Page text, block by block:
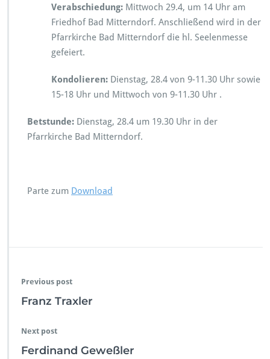
Verabschiedung: Mittwoch 29.4, um 14 Uhr am
Friedhof Bad Mitterndorf. Anschließend wird in der
Pfarrkirche Bad Mitterndorf die hl. Seelenmesse
gefeiert.
Kondolieren: Dienstag, 28.4 von 9-11.30 Uhr sowie
15-18 Uhr und Mittwoch von 9-11.30 Uhr .
Betstunde: Dienstag, 28.4 um 19.30 Uhr in der
Pfarrkirche Bad Mitterndorf.
Parte zum Download
Previous post
Franz Traxler
Next post
Ferdinand Geweßler